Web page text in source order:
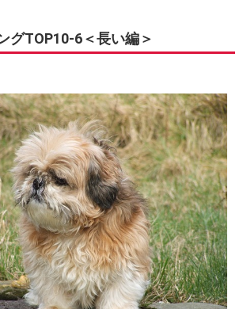
グTOP10-6＜長い編＞